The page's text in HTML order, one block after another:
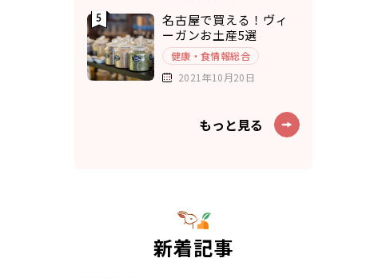
名古屋で買える！ヴィ
ーガンお土産5選
健康・食情報総合
2021年10月20日
もっと見る
新着記事